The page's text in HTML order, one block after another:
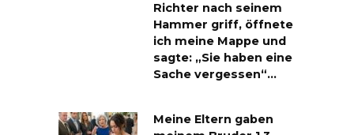
Richter nach seinem
Hammer griff, öffnete
ich meine Mappe und
sagte: „Sie haben eine
Sache vergessen“…
Meine Eltern gaben